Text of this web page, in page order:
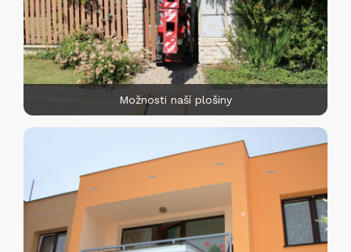
Možnosti naší plošiny